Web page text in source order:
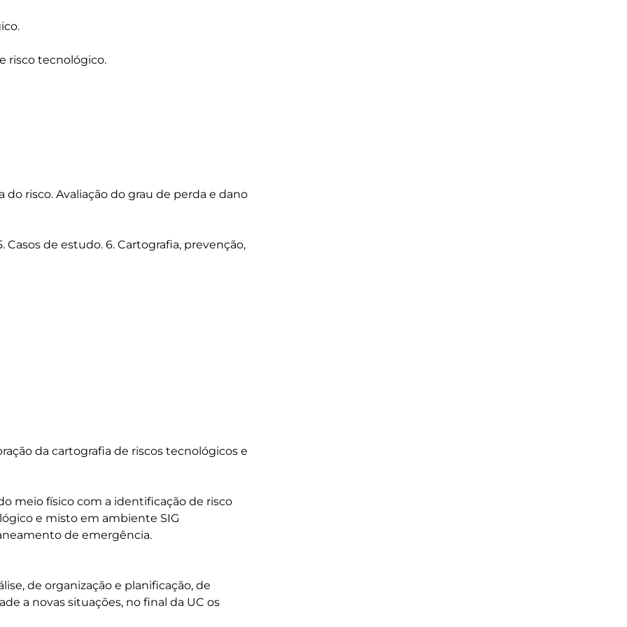
risco tecnológico.
risco. Avaliação do grau de perda e dano
Casos de estudo. 6. Cartografia, prevenção,
de organização e planificação, de
a novas situações, no final da UC os